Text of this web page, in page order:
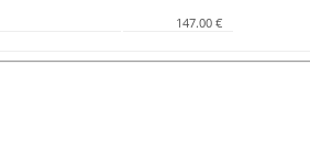
147.00 €